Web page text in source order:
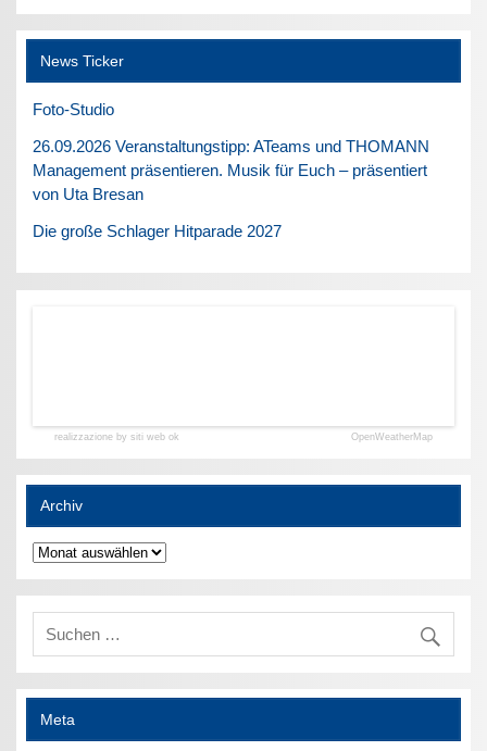
News Ticker
Foto-Studio
26.09.2026 Veranstaltungstipp: ATeams und THOMANN
Management präsentieren. Musik für Euch – präsentiert
von Uta Bresan
Die große Schlager Hitparade 2027
realizzazione by siti web ok OpenWeatherMap
Archiv
Archiv
Meta